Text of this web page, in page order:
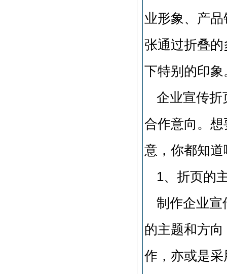
业形象、产
张通过折叠
下特别的印象
企业宣传折
合作意向。
意，你都知
1、折页的
制作企业宣
的主题和方
作，亦或是